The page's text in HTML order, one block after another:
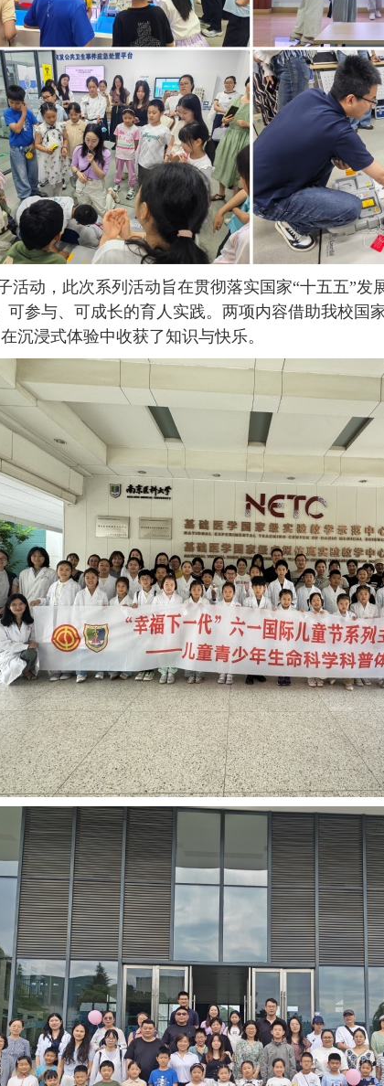
动，此次系列活动旨在贯彻落实国家“十五五”
参与、可成长的育人实践。两项内容借助我校
沉浸式体验中收获了知识与快乐。